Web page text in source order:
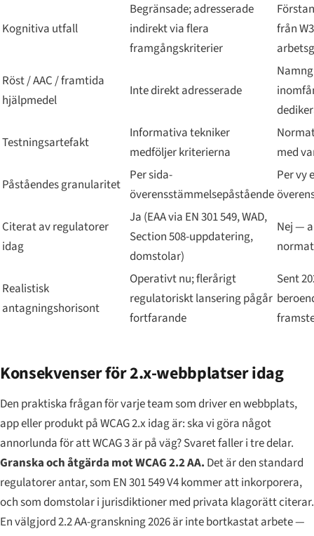
Kognitiva utfall
Begränsade; adresserade
indirekt via flera
framgångskriterier
från
Röst / AAC / framtida
hjälpmedel
Inte direkt adresserade
Testningsartefakt
Informativa tekniker
medföljer kriterierna
med
Påståendes granularitet
Per sida-
överensstämmelsepåstående
Per vy
Citerat av regulatorer
idag
Ja (EAA via EN 301 549, WAD,
Section 508-uppdatering,
domstolar)
Nej —
Realistisk
antagningshorisont
Operativt nu; flerårigt
regulatoriskt lansering pågår
fortfarande
Sent
Konsekvenser för 2.x-webbplatser idag
Den praktiska frågan för varje team som driver en webbplats,
app eller produkt på WCAG 2.x idag är: ska vi göra något
annorlunda för att WCAG 3 är på väg? Svaret faller i tre delar.
Granska och åtgärda mot WCAG 2.2 AA. Det är den standard
regulatorer antar, som EN 301 549 V4 kommer att inkorporera,
och som domstolar i jurisdiktioner med privata klagorätt citerar.
En välgjord 2.2 AA-granskning 2026 är inte bortkastat arbete —